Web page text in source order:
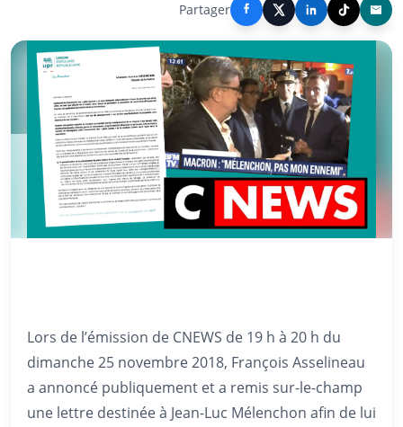
Partager
Lors de l’émission de CNEWS de 19 h à 20 h du
dimanche 25 novembre 2018, François Asselineau
a annoncé publiquement et a remis sur-le-champ
une lettre destinée à Jean-Luc Mélenchon afin de lui